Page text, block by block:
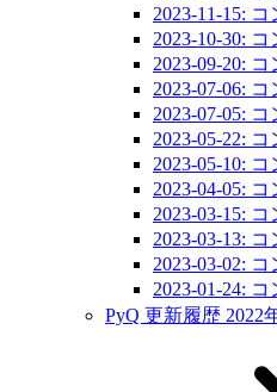
2023-11-15:
2023-10-30:
2023-09-20:
2023-07-06:
2023-07-05:
2023-05-22:
2023-05-10:
2023-04-05:
2023-03-15:
2023-03-13:
2023-03-02:
2023-01-24:
PyQ 更新履歴 2022